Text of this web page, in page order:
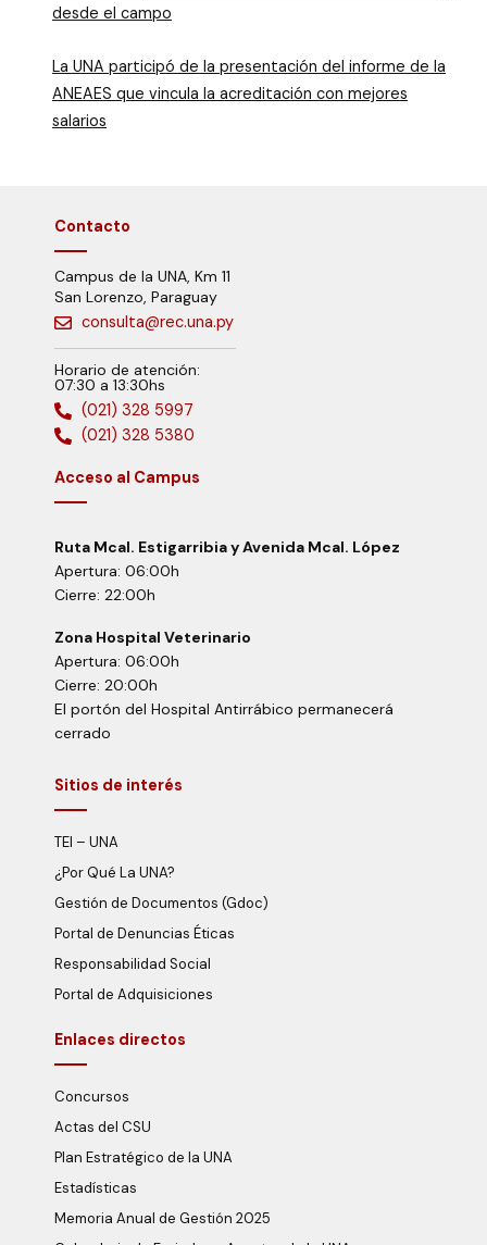
desde el campo
La UNA participó de la presentación del informe de la
ANEAES que vincula la acreditación con mejores
salarios
Contacto
Campus de la UNA, Km 11
San Lorenzo, Paraguay
consulta@rec.una.py
Horario de atención:
07:30 a 13:30hs
(021) 328 5997
(021) 328 5380
Acceso al Campus
Ruta Mcal. Estigarribia y Avenida Mcal. López
Apertura: 06:00h
Cierre: 22:00h
Zona Hospital Veterinario
Apertura: 06:00h
Cierre: 20:00h
El portón del Hospital Antirrábico permanecerá
cerrado
Sitios de interés
TEI – UNA
¿Por Qué La UNA?
Gestión de Documentos (Gdoc)
Portal de Denuncias Éticas
Responsabilidad Social
Portal de Adquisiciones
Enlaces directos
Concursos
Actas del CSU
Plan Estratégico de la UNA
Estadísticas
Memoria Anual de Gestión 2025